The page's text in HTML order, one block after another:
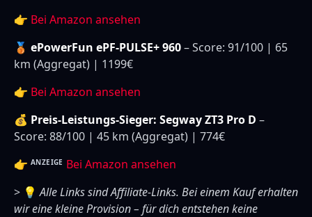
👉 Bei Amazon ansehen
🥉 ePowerFun ePF-PULSE+ 960– Score: 91/100 | 65
km (Aggregat) | 1199€
👉 Bei Amazon ansehen
💰 Preis-Leistungs-Sieger: Segway ZT3 Pro D –
Score: 88/100 | 45 km (Aggregat) | 774€
👉 ANZEIGE Bei Amazon ansehen
> 💡Alle Links sind Affiliate-Links. Bei einem Kauf erhalten
wir eine kleine Provision – für dich entstehen keine